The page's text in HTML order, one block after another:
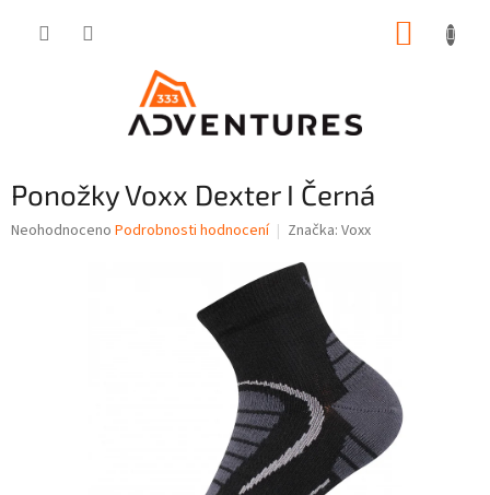
Ponožky Voxx Dexter I Černá
Průměrné
Neohodnoceno Podrobnosti hodnocení Značka: Voxx